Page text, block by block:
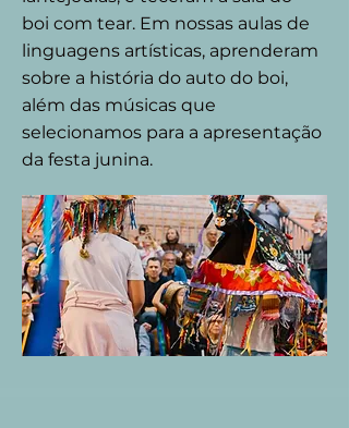
boi com tear. Em nossas aulas de
linguagens artísticas, aprenderam
sobre a história do auto do boi,
além das músicas que
selecionamos para a apresentação
da festa junina.